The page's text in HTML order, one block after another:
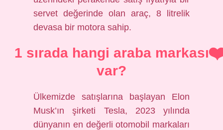
servet değerinde olan araç, 8 litrelik
devasa bir motora sahip.
1 sırada hangi araba markası
var?
Ülkemizde satışlarına başlayan Elon
Musk’ın şirketi Tesla, 2023 yılında
dünyanın en değerli otomobil markaları